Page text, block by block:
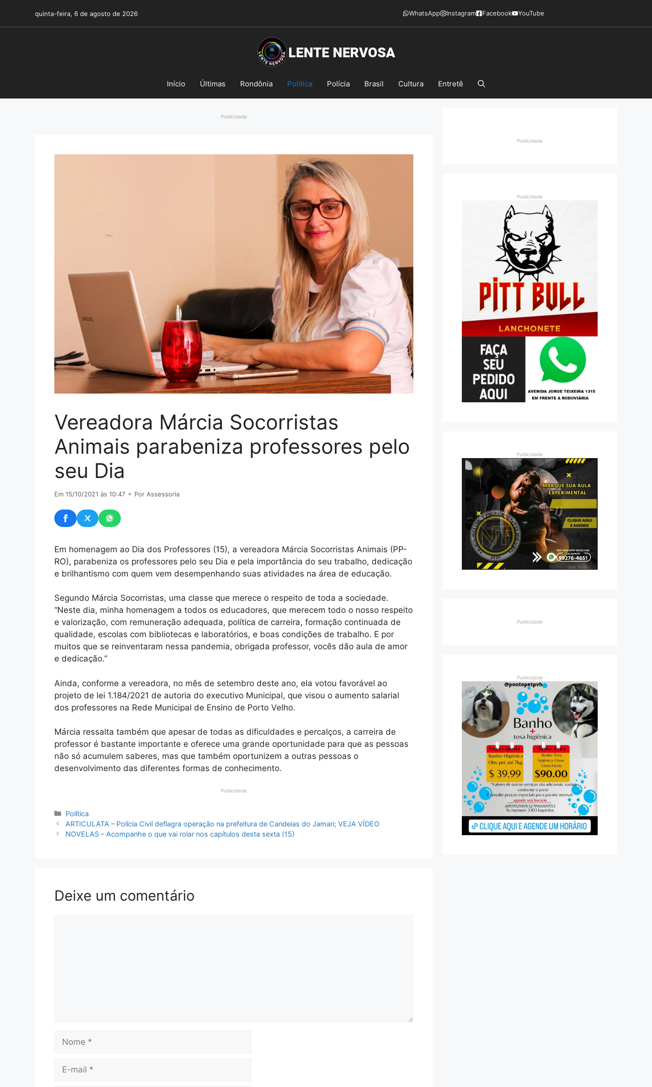
o
quinta-feira, 6 de agosto de 2026 WhatsApp Instagram Facebook YouTube
Início Últimas Rondônia Política Polícia Brasil Cultura Entretê
Publicidade
Vereadora Márcia Socorristas
Animais parabeniza professores pelo
seu Dia
Em 15/10/2021 às 10:47 ⚬ Por Assessoria
Em homenagem ao Dia dos Professores (15), a vereadora Márcia Socorristas Animais (PP-
RO), parabeniza os professores pelo seu Dia e pela importância do seu trabalho, dedicação
e brilhantismo com quem vem desempenhando suas atividades na área de educação.
Segundo Márcia Socorristas, uma classe que merece o respeito de toda a sociedade.
“Neste dia, minha homenagem a todos os educadores, que merecem todo o nosso respeito
e valorização, com remuneração adequada, política de carreira, formação continuada de
qualidade, escolas com bibliotecas e laboratórios, e boas condições de trabalho. E por
muitos que se reinventaram nessa pandemia, obrigada professor, vocês dão aula de amor
e dedicação.”
Ainda, conforme a vereadora, no mês de setembro deste ano, ela votou favorável ao
projeto de lei 1.184/2021 de autoria do executivo Municipal, que visou o aumento salarial
dos professores na Rede Municipal de Ensino de Porto Velho.
Márcia ressalta também que apesar de todas as dificuldades e percalços, a carreira de
professor é bastante importante e oferece uma grande oportunidade para que as pessoas
não só acumulem saberes, mas que também oportunizem a outras pessoas o
desenvolvimento das diferentes formas de conhecimento.
Publicidade
Categorias
Política
ARTICULATA – Polícia Civil deflagra operação na prefeitura de Candeias do Jamari; VEJA VÍDEO
NOVELAS – Acompanhe o que vai rolar nos capítulos desta sexta (15)
Deixe um comentário
mail
Publicidade
Publicidade
Publicidade
Publicidade
Publicidade